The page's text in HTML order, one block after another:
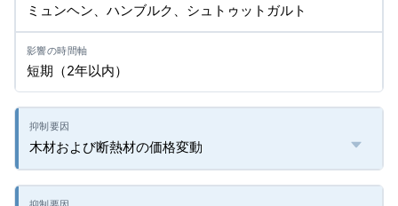
ミュンヘン、ハンブルク、シュトゥットガルト
短期（2年以内）
木材および断熱材の価格変動